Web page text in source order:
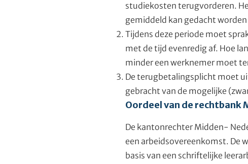
studiekosten terugvorderen.
gemiddeld kan gedacht
Tijdens deze periode moet
met de tijd evenredig af. Hoe
minder een werknemer moet
De terugbetalingsplicht moet
gebracht van de mogelijke
Oordeel van de rechtbank
De kantonrechter Midden-
een arbeidsovereenkomst. De
basis van een schriftelijke